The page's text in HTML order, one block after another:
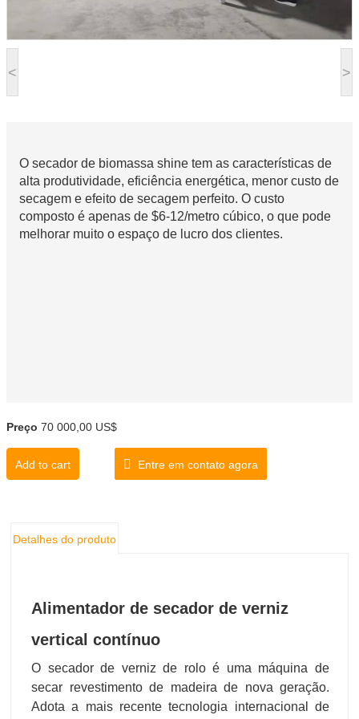
< >
O secador de biomassa shine tem as características de
alta produtividade, eficiência energética, menor custo de
secagem e efeito de secagem perfeito. O custo
composto é apenas de $6-12/metro cúbico, o que pode
melhorar muito o espaço de lucro dos clientes.
Preço 70 000,00 US$
Add to cart Entre em contato agora
Detalhes do produto
Alimentador de secador de verniz
vertical contínuo
O secador de verniz de rolo é uma máquina de
secar revestimento de madeira de nova geração.
Adota a mais recente tecnologia internacional de